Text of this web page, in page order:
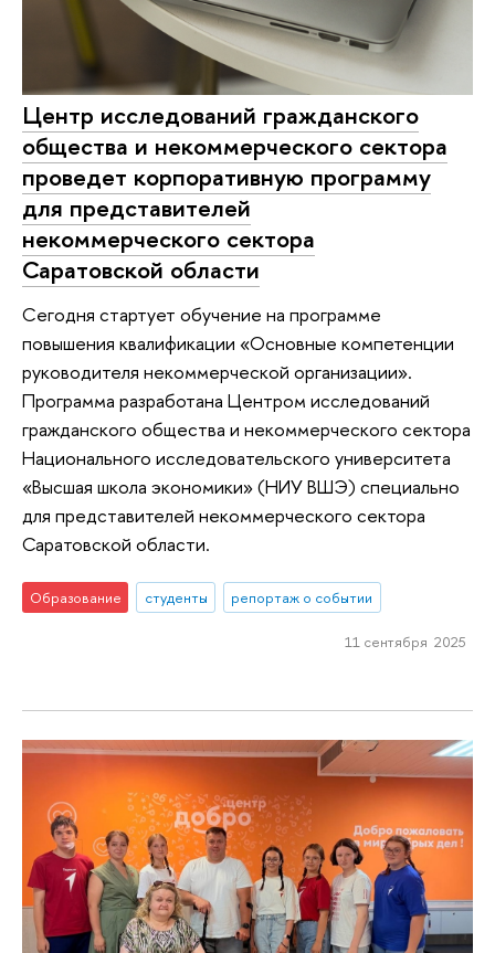
Центр исследований гражданского
общества и некоммерческого сектора
проведет корпоративную программу
для представителей
некоммерческого сектора
Саратовской области
Сегодня стартует обучение на программе
повышения квалификации «Основные компетенции
руководителя некоммерческой организации».
Программа разработана Центром исследований
гражданского общества и некоммерческого сектора
Национального исследовательского университета
«Высшая школа экономики» (НИУ ВШЭ) специально
для представителей некоммерческого сектора
Саратовской области.
Образование студенты репортаж о событии
11 сентября 2025